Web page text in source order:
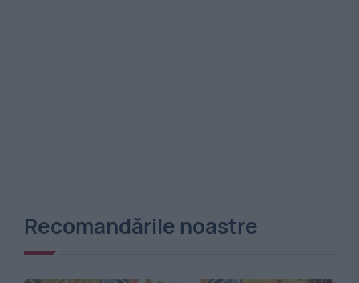
Recomandările noastre